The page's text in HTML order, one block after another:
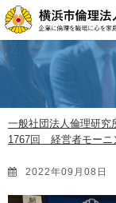
一般社団法人倫理研
1767回 経営者モーニ
2022年09月08日